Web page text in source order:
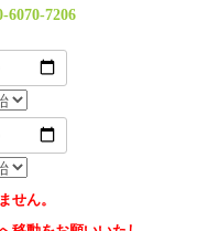
6070-7206
せん。